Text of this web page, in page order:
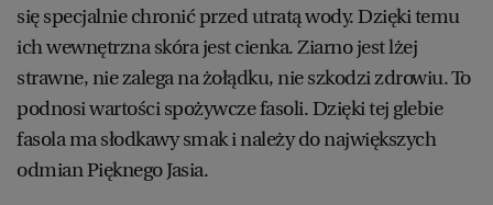
się specjalnie chronić przed utratą wody. Dzięki temu
ich wewnętrzna skóra jest cienka. Ziarno jest lżej
strawne, nie zalega na żołądku, nie szkodzi zdrowiu. To
podnosi wartości spożywcze fasoli. Dzięki tej glebie
fasola ma słodkawy smak i należy do największych
odmian Pięknego Jasia.